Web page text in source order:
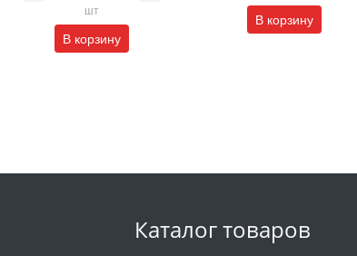
шт
В корзину
В корзину
Каталог товаров